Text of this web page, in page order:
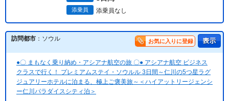
添乗員 添乗員なし
訪問都市 ：ソウル お気に入りに登録
●〇 まもなく乗り納め・アシアナ航空の旅 〇● アシアナ航空 ビジネス
クラスで行く！ プレミアムステイ・ソウルル 3日間～仁川の5つ星ラグ
ジュアリーホテルに泊まる、極上ご褒美旅～＜ハイアットリージェンシ
ー仁川パラダイスシティ泊＞